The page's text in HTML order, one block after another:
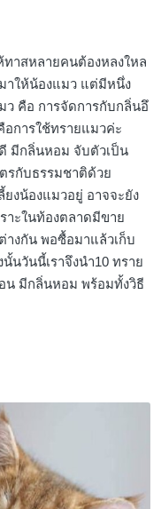
ทาสหลายคนต้องหลงใหล
าให้น้องแมว แต่มีหนึ่ง
ว คือ การจัดการกับกลิ่นอึ
การใช้ทรายแมวค่ะ
มีกลิ่นหอม จับตัวเป็น
รกับธรรมชาติด้วย
งน้องแมวอยู่ อาจจะยัง
าะในท้องตลาดมีขาย
งกัน พอซื้อมาแล้วเก็บ
นวันนี้เราจึงนำ10 ทราย
น มีกลิ่นหอม พร้อมทั้งวิธี